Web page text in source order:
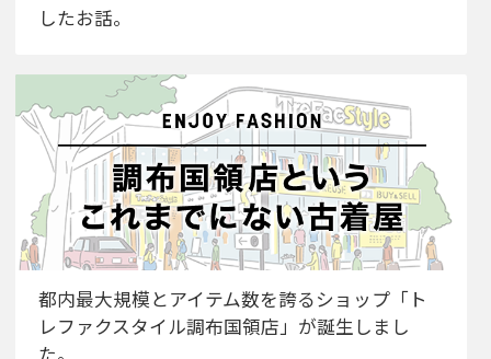
したお話。
都内最大規模とアイテム数を誇るショップ「ト
レファクスタイル調布国領店」が誕生しまし